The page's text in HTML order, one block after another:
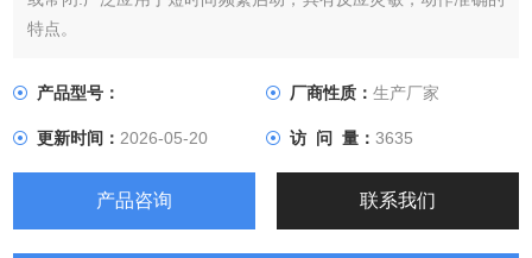
特点。
产品型号： 厂商性质： 生产厂家
更新时间：2026-05-20 访 问 量： 3635
产品咨询 联系我们